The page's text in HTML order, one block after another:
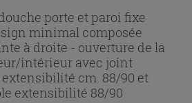
porte et paroi fixe
minimal composée
à droite - ouverture de la
intérieur avec joint
cm. 88/90 et
extensibilité 88/90